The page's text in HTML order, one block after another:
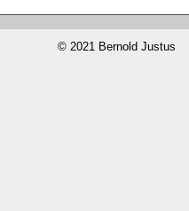
© 2021 Bernold Justus